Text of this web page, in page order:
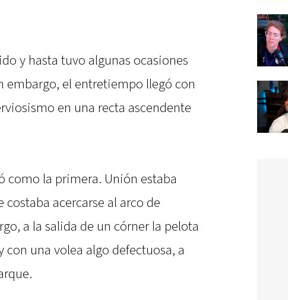
y hasta tuvo algunas ocasiones
embargo, el entretiempo llegó con
en una recta ascendente
como la primera. Unión estaba
acercarse al arco de
a la salida de un córner la pelota
con una volea algo defectuosa, a